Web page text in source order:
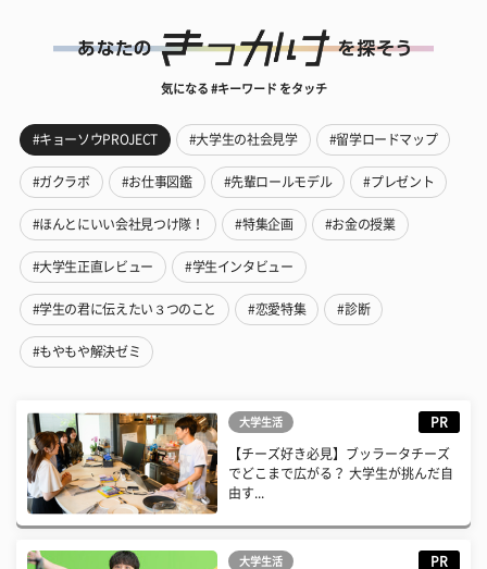
気になる #キーワード をタッチ
#キョーソウPROJECT #大学生の社会見学 #留学ロードマップ
#ガクラボ #お仕事図鑑 #先輩ロールモデル #プレゼント
#ほんとにいい会社見つけ隊！ #特集企画 #お金の授業
#大学生正直レビュー #学生インタビュー
#学生の君に伝えたい３つのこと #恋愛特集 #診断
#もやもや解決ゼミ
大学生活 PR
【チーズ好き必見】ブッラータチーズ
でどこまで広がる？ 大学生が挑んだ自
由す...
大学生活 PR